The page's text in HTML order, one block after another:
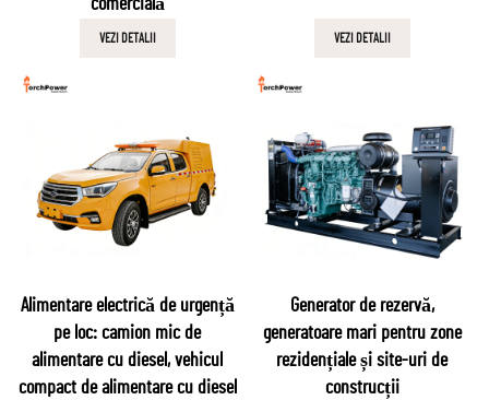
comercială
VEZI DETALII VEZI DETALII
Alimentare electrică de urgență
pe loc: camion mic de
alimentare cu diesel, vehicul
compact de alimentare cu diesel
Generator de rezervă,
generatoare mari pentru zone
rezidențiale și site-uri de
construcții